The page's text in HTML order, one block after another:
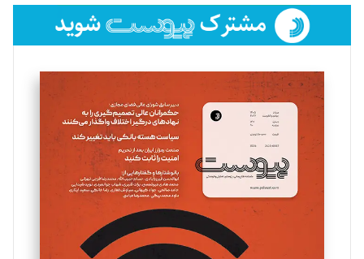
فائزه فتحی رستمی
تحریریه
سروش کرمیان
تحریریه
مینا پاکدل